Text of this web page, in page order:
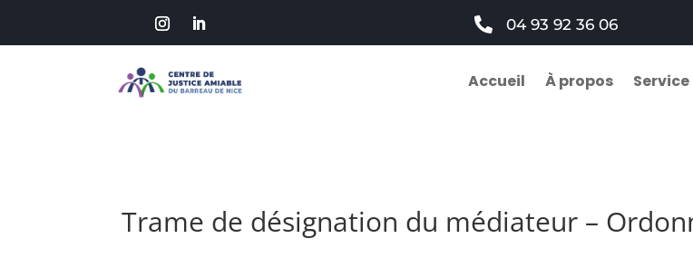
 04 93 92 36 06
Accueil À propos
Trame de désignation du médiateur –